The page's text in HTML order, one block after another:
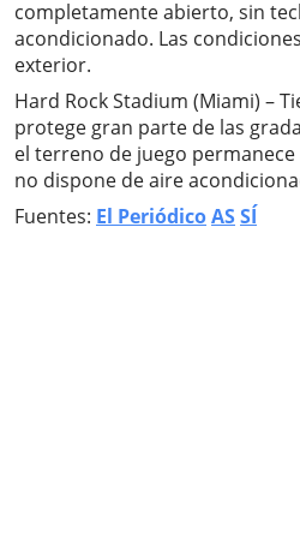
completamente abierto, sin
acondicionado. Las
exterior.
Hard Rock Stadium (Miami) –
protege gran parte de las
el terreno de juego
no dispone de aire
Fuentes: El PeriódicoASSÍ